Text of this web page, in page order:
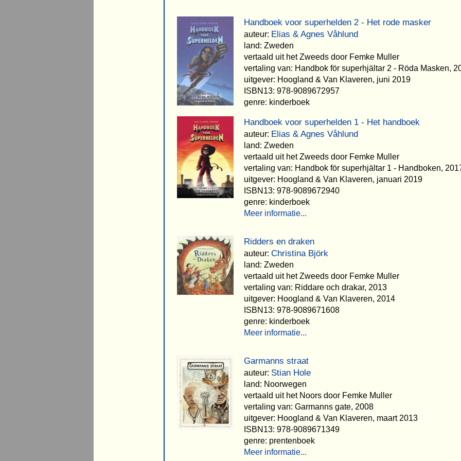
Handboek voor superhelden 2 - Het rode masker
auteur: Elias & Agnes Våhlund
land: Zweden
vertaald uit het Zweeds door Femke Muller
vertaling van: Handbok för superhjältar 2 - Röda Masken,
uitgever: Hoogland & Van Klaveren, juni 2019
ISBN13: 978-9089672957
genre: kinderboek
Handboek voor superhelden 1 - Het handboek
auteur: Elias & Agnes Våhlund
land: Zweden
vertaald uit het Zweeds door Femke Muller
vertaling van: Handbok för superhjältar 1 - Handboken,
uitgever: Hoogland & Van Klaveren, januari 2019
ISBN13: 978-9089672940
genre: kinderboek
Meer informatie...
Ridders en draken
auteur: Christina Björk
land: Zweden
vertaald uit het Zweeds door Femke Muller
vertaling van: Riddare och drakar, 2013
uitgever: Hoogland & Van Klaveren, 2014
ISBN13: 978-9089671608
genre: kinderboek
Meer informatie...
Garmanns straat
auteur: Stian Hole
land: Noorwegen
vertaald uit het Noors door Femke Muller
vertaling van: Garmanns gate, 2008
uitgever: Hoogland & Van Klaveren, maart 2013
ISBN13: 978-9089671349
genre: prentenboek
Meer informatie...